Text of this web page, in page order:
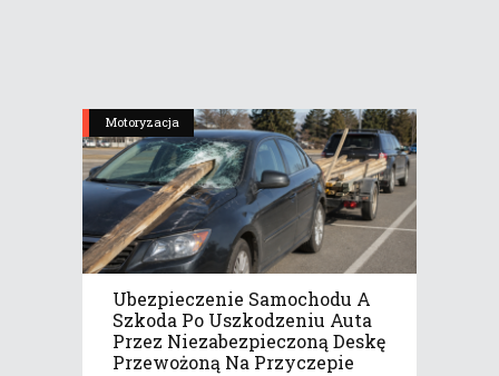
Motoryzacja
Ubezpieczenie Samochodu A
Szkoda Po Uszkodzeniu Auta
Przez Niezabezpieczoną Deskę
Przewożoną Na Przyczepie